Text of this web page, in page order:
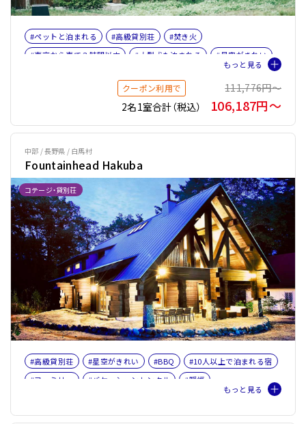
#ペットと泊まれる #高級貸別荘
#焚き火
#東京から車で３時間以内
#大型犬も泊まれる
#星空がきれい
#バケーションレンタル
#ペット旅おすすめ☆5
#薪ストーブOR暖炉
クーポン利用で
111,776円〜
2名1室合計（税込）
106,187円〜
コテージ・貸別荘
中部 / 長野県 / 白馬村
Fountainhead Hakuba
#高級貸別荘 #星空がきれい #BBQ
#10人以上で泊まれる宿
#ファミリー
#バケーションレンタル
#暖炉